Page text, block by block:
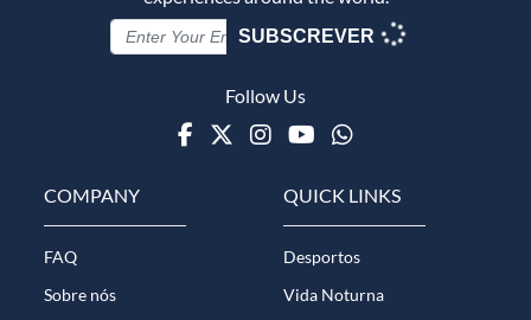
SUBSCREVER
Follow Us
Facebook
TwitterInstagram
Youtube
WhatsApp
COMPANY
FAQ
Sobre nós
QUICK LINKS
Desportos
Vida Noturna